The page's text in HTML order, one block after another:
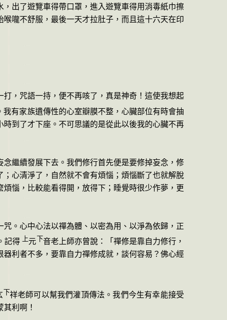
出了遊覽車得帶口罩，進入遊覽車得用消毒紙巾擦
嚨不舒服，最後一天才拉肚子，而且這十六天在印
，咒語一持，便不再咳了，真是神奇！這使我想起
有家族遺傳性的心室瓣膜不整，心臟部位有時會抽
到了才下座。不可思議的是從此以後我的心臟不再
繼續發展下去。我們修行首先便是要修掉妄念，修
心清淨了，自然就不會有煩惱；煩惱斷了也就解脫
惱，比較能看得開，放得下；睡覺時很少作夢，更
。心中心法以禪為體、以密為用、以淨為依歸，正
記得 上元下音老上師亦曾說：「禪修是靠自力修行，
利者不多，要靠自力禪修成就，談何容易？佛心經
下祥老師可以幫我們灌頂傳法。我們今生有幸能接受
利啊！